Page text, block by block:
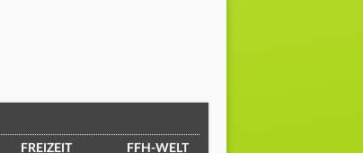
FREIZEIT FFH-WELT